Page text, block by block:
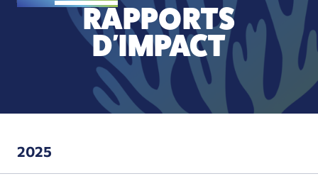
RAPPORTS
D'IMPACT
2025